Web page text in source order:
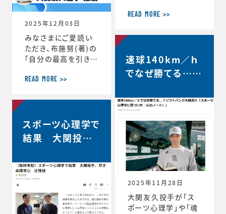
2025年12月03日
みなさまにご愛読い
ただき、布施努(著)の
「自分の最高を引き出
ツ心理学博士が語る
の違い」は、続々と重
決定しました。第4版
からの帯には、ソフト
バンクホークス大関
葉もいただいていま
す！この本が、より多く
のみなさまのお役に
立つことができれば
と願っております。■
READ MORE >>
トしています。第6期
3名、3年生2名、4年
tps://www.jaaf.o
r.jp/news/articl
e/22881/）が受講生
ます。第一回のトレー
ニングの様子や受講
者のインタビューが
掲載されました。htt
ps://www.jaaf.or.
jp/news/a
READ MORE >>
スポーツ心理学で
結果 大関投手、
日新聞デジタル】
速球140km／ｈ
でなぜ勝てる…？
友久「野球はアー
トとサイエンスで
す」【FRIDAY…
2025年11月28日
大関友久投手が「ス
ポーツ心理学」や「魂